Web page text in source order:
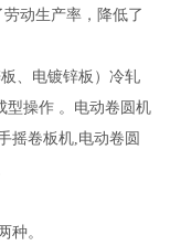
动生产率，降低了
、电镀锌板）冷轧
操作 。电动卷圆机
摇卷板机,电动卷圆
种。